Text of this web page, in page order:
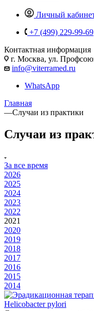
Личный
+7 (499) 229-99-69
Контактная информация
г. Москва, ул.
info@viterramed.ru
WhatsApp
Главная
—Случаи из практики
Случаи из
За все время
2026
2025
2024
2023
2022
2021
2020
2019
2018
2017
2016
2015
2014